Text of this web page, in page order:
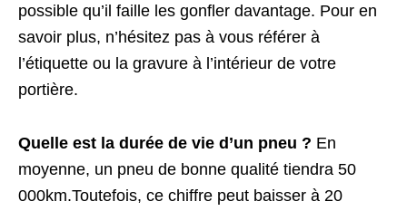
possible qu’il faille les gonfler davantage. Pour en
savoir plus, n’hésitez pas à vous référer à
l’étiquette ou la gravure à l’intérieur de votre
portière.
Quelle est la durée de vie d’un pneu ? En
moyenne, un pneu de bonne qualité tiendra 50
000km.Toutefois, ce chiffre peut baisser à 20